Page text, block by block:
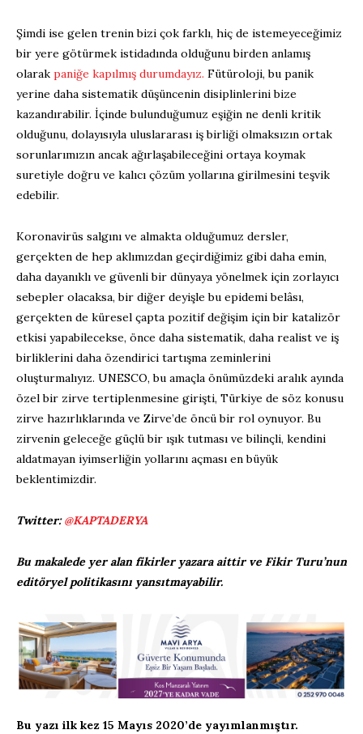
Şimdi ise gelen trenin bizi çok farklı, hiç de istemeyeceğimiz
bir yere götürmek istidadında olduğunu birden anlamış
olarak paniğe kapılmış durumdayız. Fütüroloji, bu panik
yerine daha sistematik düşüncenin disiplinlerini bize
kazandırabilir. İçinde bulunduğumuz eşiğin ne denli kritik
olduğunu, dolayısıyla uluslararası iş birliği olmaksızın ortak
sorunlarımızın ancak ağırlaşabileceğini ortaya koymak
suretiyle doğru ve kalıcı çözüm yollarına girilmesini teşvik
edebilir.
Koronavirüs salgını ve almakta olduğumuz dersler,
gerçekten de hep aklımızdan geçirdiğimiz gibi daha emin,
daha dayanıklı ve güvenli bir dünyaya yönelmek için zorlayıcı
sebepler olacaksa, bir diğer deyişle bu epidemi belâsı,
gerçekten de küresel çapta pozitif değişim için bir katalizör
etkisi yapabilecekse, önce daha sistematik, daha realist ve iş
birliklerini daha özendirici tartışma zeminlerini
oluşturmalıyız. UNESCO, bu amaçla önümüzdeki aralık ayında
özel bir zirve tertiplenmesine girişti, Türkiye de söz konusu
zirve hazırlıklarında ve Zirve’de öncü bir rol oynuyor. Bu
zirvenin geleceğe güçlü bir ışık tutması ve bilinçli, kendini
aldatmayan iyimserliğin yollarını açması en büyük
beklentimizdir.
Twitter:@KAPTADERYA
Bu makalede yer alan fikirler yazara aittir ve Fikir Turu’nun
editöryel politikasını yansıtmayabilir.
Bu yazı ilk kez 15 Mayıs 2020’de yayımlanmıştır.